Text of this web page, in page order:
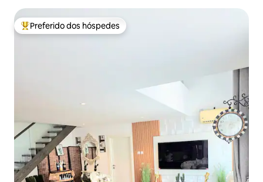
Entre os melhores preferidos dos hóspedes
Preferido dos hóspedes